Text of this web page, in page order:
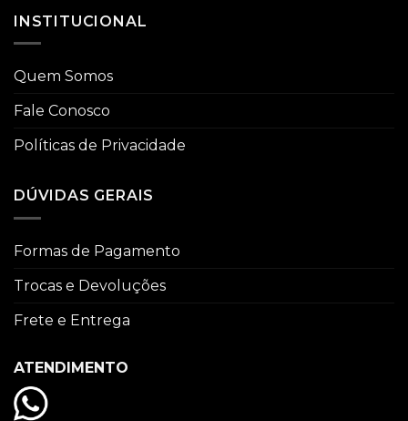
INSTITUCIONAL
Quem Somos
Fale Conosco
Políticas de Privacidade
DÚVIDAS GERAIS
Formas de Pagamento
Trocas e Devoluções
Frete e Entrega
ATENDIMENTO